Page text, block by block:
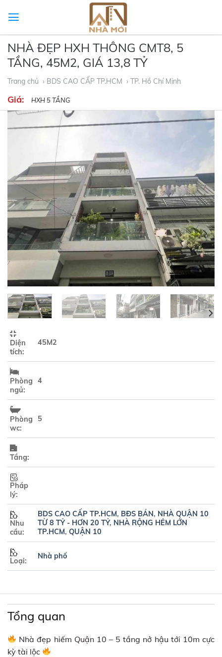
NHÀ ĐẸP HXH THÔNG CMT8, 5
TẦNG, 45M2, GIÁ 13,8 TỶ
Trang chủ › BDS CAO CẤP TP.HCM › TP. Hồ Chí Minh
Giá: HXH 5 TẦNG
Diện
tích:
45M2
Phòng
ngủ:
4
Phòng
wc:
5
Tầng:
Pháp
lý:
Nhu
cầu:
BDS CAO CẤP TP.HCM, BĐS BÁN, NHÀ QUẬN 10
TỪ 8 TỶ - HƠN 20 TỶ, NHÀ RỘNG HẺM LỚN
TP.HCM, QUẬN 10
Loại:
Nhà phố
Tổng quan
Nhà đẹp hiếm Quận 10 – 5 tầng nở hậu tới 10m cực
kỳ tài lộc